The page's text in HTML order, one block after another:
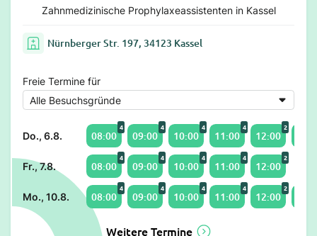
Zahnmedizinische Prophylaxeassistenten in Kassel
Nürnberger Str. 197, 34123 Kassel
Freie Termine für
Do., 6.8. 08:00
4
09:00
4
10:00
4
11:00
4
12:00
2
Fr., 7.8. 08:00
4
09:00
4
10:00
4
11:00
4
12:00
2
Mo., 10.8. 08:00
4
09:00
4
10:00
4
11:00
4
12:00
2
Weitere Termine